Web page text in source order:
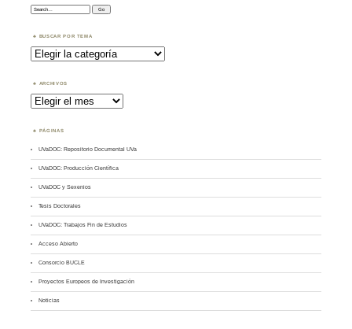
Search:
BUSCAR POR TEMA
Buscar
por
Tema
ARCHIVOS
Archivos
PÁGINAS
UVaDOC: Repositorio Documental UVa
UVaDOC: Producción Científica
UVaDOC y Sexenios
Tesis Doctorales
UVaDOC: Trabajos Fin de Estudios
Acceso Abierto
Consorcio BUCLE
Proyectos Europeos de Investigación
Noticias